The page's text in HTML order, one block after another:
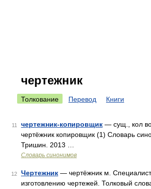
чертежник
Толкование Перевод Книги
11 чертежник-копировщик — сущ., кол
чертёжник копировщик (1) Словарь
Тришин. 2013 …
Словарь синонимов
12 Чертежник — чертёжник м.
изготовлению чертежей. Толковый